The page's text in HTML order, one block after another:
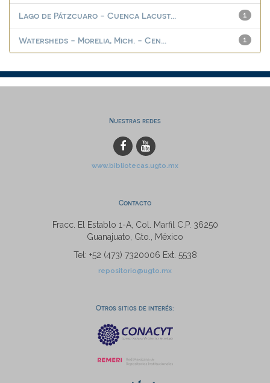
1
Lago de Pátzcuaro - Cuenca Lacust...
1
Watersheds - Morelia, Mich. - Cen...
Nuestras redes
www.bibliotecas.ugto.mx
Contacto
Fracc. El Establo 1-A, Col. Marfil C.P. 36250
Guanajuato, Gto., México
Tel: +52 (473) 7320006 Ext. 5538
repositorio@ugto.mx
Otros sitios de interés: